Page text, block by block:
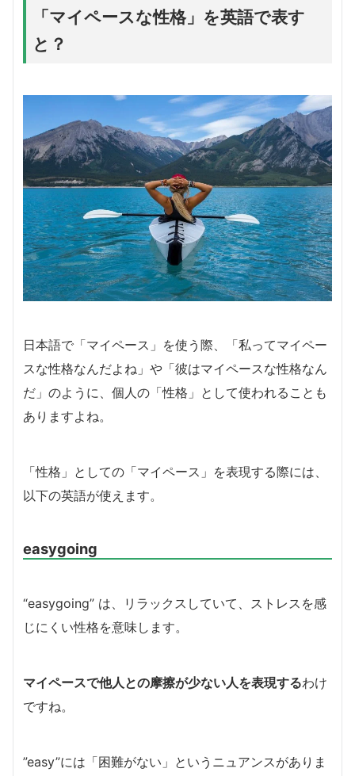
「マイペースな性格」を英語で表す
と？
日本語で「マイペース」を使う際、「私ってマイペー
スな性格なんだよね」や「彼はマイペースな性格なん
だ」のように、個人の「性格」として使われることも
ありますよね。
「性格」としての「マイペース」を表現する際には、
以下の英語が使えます。
easygoing
“easygoing” は、リラックスしていて、ストレスを感
じにくい性格を意味します。
マイペースで他人との摩擦が少ない人を表現するわけ
ですね。
”easy”には「困難がない」というニュアンスがありま